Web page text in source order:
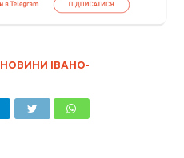
НОВИНИ ІВАНО-